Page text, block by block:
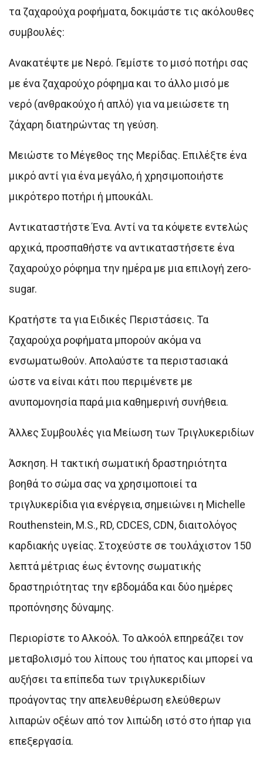
τα ζαχαρούχα ροφήματα, δοκιμάστε τις ακόλουθες
συμβουλές:
Ανακατέψτε με Νερό. Γεμίστε το μισό ποτήρι σας
με ένα ζαχαρούχο ρόφημα και το άλλο μισό με
νερό (ανθρακούχο ή απλό) για να μειώσετε τη
ζάχαρη διατηρώντας τη γεύση.
Μειώστε το Μέγεθος της Μερίδας. Επιλέξτε ένα
μικρό αντί για ένα μεγάλο, ή χρησιμοποιήστε
μικρότερο ποτήρι ή μπουκάλι.
Αντικαταστήστε Ένα. Αντί να τα κόψετε εντελώς
αρχικά, προσπαθήστε να αντικαταστήσετε ένα
ζαχαρούχο ρόφημα την ημέρα με μια επιλογή zero-
sugar.
Κρατήστε τα για Ειδικές Περιστάσεις. Τα
ζαχαρούχα ροφήματα μπορούν ακόμα να
ενσωματωθούν. Απολαύστε τα περιστασιακά
ώστε να είναι κάτι που περιμένετε με
ανυπομονησία παρά μια καθημερινή συνήθεια.
Άλλες Συμβουλές για Μείωση των Τριγλυκεριδίων
Άσκηση. Η τακτική σωματική δραστηριότητα
βοηθά το σώμα σας να χρησιμοποιεί τα
τριγλυκερίδια για ενέργεια, σημειώνει η Michelle
Routhenstein, M.S., RD, CDCES, CDN, διαιτολόγος
καρδιακής υγείας. Στοχεύστε σε τουλάχιστον 150
λεπτά μέτριας έως έντονης σωματικής
δραστηριότητας την εβδομάδα και δύο ημέρες
προπόνησης δύναμης.
Περιορίστε το Αλκοόλ. Το αλκοόλ επηρεάζει τον
μεταβολισμό του λίπους του ήπατος και μπορεί να
αυξήσει τα επίπεδα των τριγλυκεριδίων
προάγοντας την απελευθέρωση ελεύθερων
λιπαρών οξέων από τον λιπώδη ιστό στο ήπαρ για
επεξεργασία.